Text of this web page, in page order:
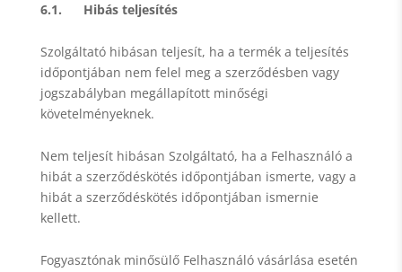
6.1. Hibás teljesítés
Szolgáltató hibásan teljesít, ha a termék a teljesítés
időpontjában nem felel meg a szerződésben vagy
jogszabályban megállapított minőségi
követelményeknek.
Nem teljesít hibásan Szolgáltató, ha a Felhasználó a
hibát a szerződéskötés időpontjában ismerte, vagy a
hibát a szerződéskötés időpontjában ismernie
kellett.
Fogyasztónak minősülő Felhasználó vásárlása esetén